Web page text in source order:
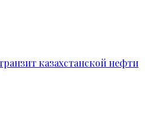
казахстанской нефти